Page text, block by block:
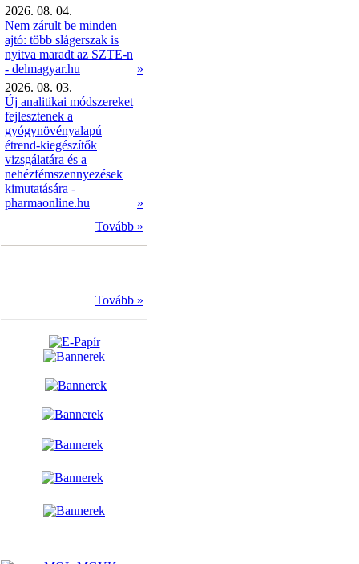
2026. 08. 04.
Nem zárult be minden
ajtó: több slágerszak is
nyitva maradt az SZTE-n
- delmagyar.hu
»
2026. 08. 03.
Új analitikai módszereket
fejlesztenek a
gyógynövényalapú
étrend-kiegészítők
vizsgálatára és a
nehézfémszennyezések
kimutatására -
pharmaonline.hu
»
Tovább »
Tovább »